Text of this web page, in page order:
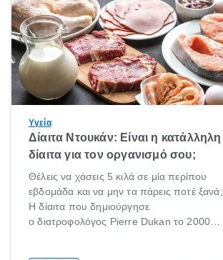
Υγεία
Δίαιτα Ντουκάν: Είναι η κατάλληλη
δίαιτα για τον οργανισμό σου;
Θέλεις να χάσεις 5 κιλά σε μία περίπου
εβδομάδα και να μην τα πάρεις ποτέ ξανά;
Η δίαιτα που δημιούργησε
ο διατροφολόγος Pierre Dukan το 2000